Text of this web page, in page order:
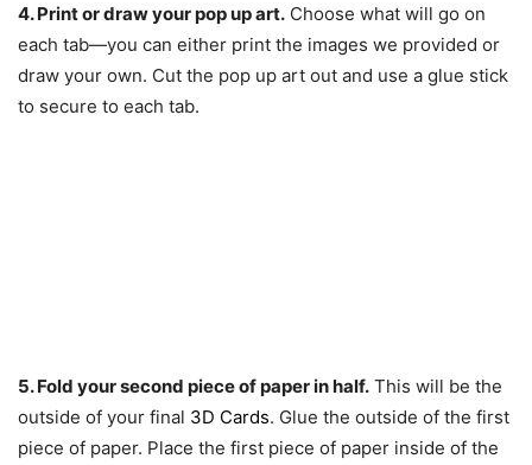
4. Print or draw your pop up art. Choose what will go on
each tab—you can either print the images we provided or
draw your own. Cut the pop up art out and use a glue stick
to secure to each tab.
5. Fold your second piece of paper in half. This will be the
outside of your final 3D Cards. Glue the outside of the first
piece of paper. Place the first piece of paper inside of the